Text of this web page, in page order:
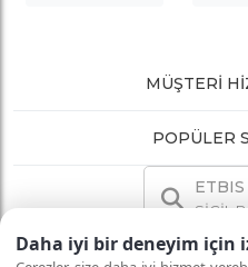
Daha iyi bir deneyim için
MÜŞTERI
POPÜLER
ETBIS
SİCİL